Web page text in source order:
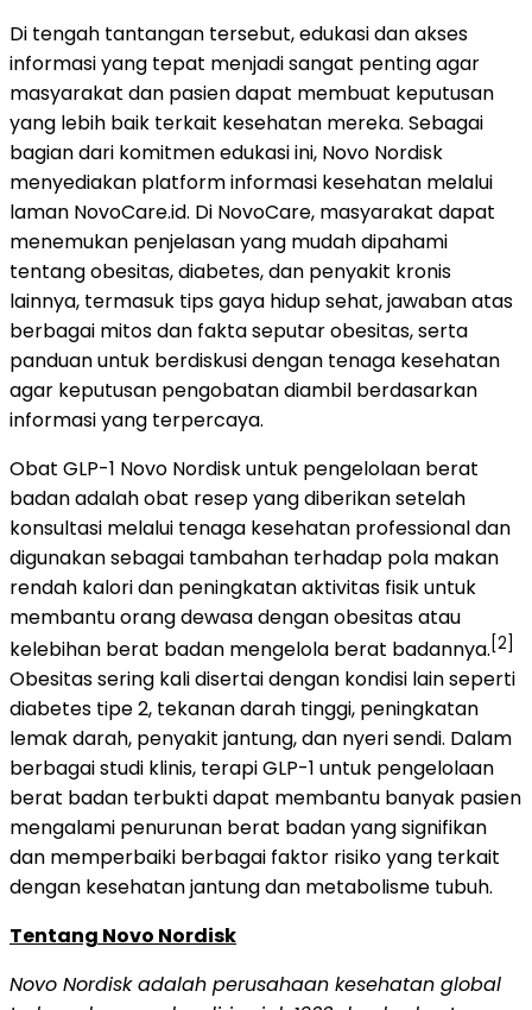
Di tengah tantangan tersebut, edukasi dan akses
informasi yang tepat menjadi sangat penting agar
masyarakat dan pasien dapat membuat keputusan
yang lebih baik terkait kesehatan mereka. Sebagai
bagian dari komitmen edukasi ini, Novo Nordisk
menyediakan platform informasi kesehatan melalui
laman NovoCare.id. Di NovoCare, masyarakat dapat
menemukan penjelasan yang mudah dipahami
tentang obesitas, diabetes, dan penyakit kronis
lainnya, termasuk tips gaya hidup sehat, jawaban atas
berbagai mitos dan fakta seputar obesitas, serta
panduan untuk berdiskusi dengan tenaga kesehatan
agar keputusan pengobatan diambil berdasarkan
informasi yang terpercaya.
Obat GLP-1 Novo Nordisk untuk pengelolaan berat
badan adalah obat resep yang diberikan setelah
konsultasi melalui tenaga kesehatan professional dan
digunakan sebagai tambahan terhadap pola makan
rendah kalori dan peningkatan aktivitas fisik untuk
membantu orang dewasa dengan obesitas atau
kelebihan berat badan mengelola berat badannya. [2]
Obesitas sering kali disertai dengan kondisi lain seperti
diabetes tipe 2, tekanan darah tinggi, peningkatan
lemak darah, penyakit jantung, dan nyeri sendi. Dalam
berbagai studi klinis, terapi GLP-1 untuk pengelolaan
berat badan terbukti dapat membantu banyak pasien
mengalami penurunan berat badan yang signifikan
dan memperbaiki berbagai faktor risiko yang terkait
dengan kesehatan jantung dan metabolisme tubuh.
Tentang Novo Nordisk
Novo Nordisk adalah perusahaan kesehatan global